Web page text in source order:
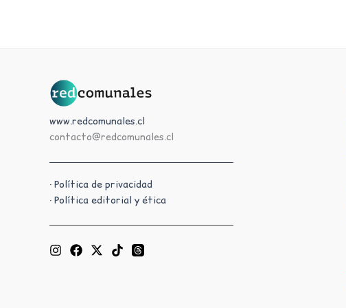
www.redcomunales.cl
contacto@redcomunales.cl
· Política de privacidad
· Política editorial y ética